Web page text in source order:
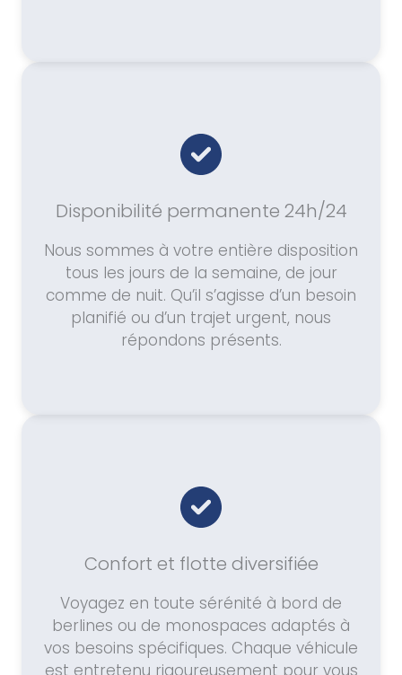
Disponibilité permanente 24h/24
Nous sommes à votre entière disposition
tous les jours de la semaine, de jour
comme de nuit. Qu’il s’agisse d’un besoin
planifié ou d’un trajet urgent, nous
répondons présents.
Confort et flotte diversifiée
Voyagez en toute sérénité à bord de
berlines ou de monospaces adaptés à
vos besoins spécifiques. Chaque véhicule